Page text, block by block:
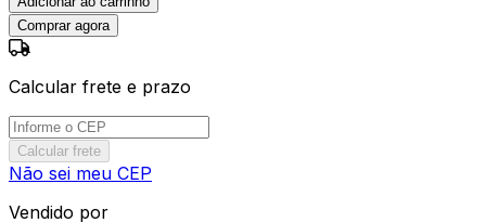
Comprar agora
Calcular frete e prazo
Calcular frete
Não sei meu CEP
Vendido por